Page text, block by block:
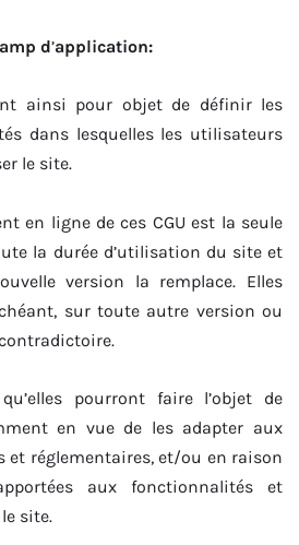
d’application:
ainsi pour objet de définir les
dans lesquelles les utilisateurs
le site.
en ligne de ces CGU est la seule
la durée d’utilisation du site et
version la remplace. Elles
sur toute autre version ou
pourront faire l’objet de
en vue de les adapter aux
et réglementaires, et/ou en raison
aux fonctionnalités et
site.